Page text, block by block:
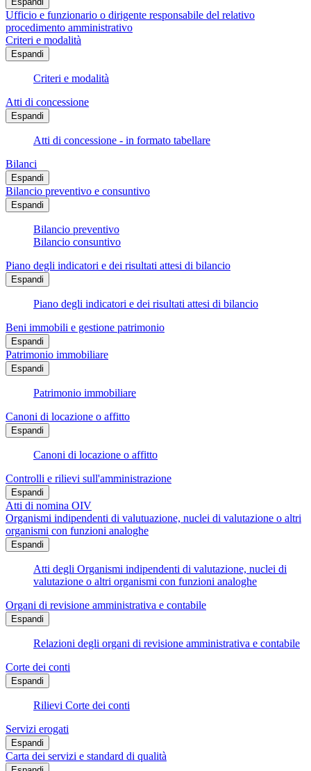
Ufficio e funzionario o dirigente responsabile del relativo
procedimento amministrativo
Criteri e modalità
Espandi
Criteri e modalità
Atti di concessione
Espandi
Atti di concessione - in formato tabellare
Bilanci
Espandi
Bilancio preventivo e consuntivo
Espandi
Bilancio preventivo
Bilancio consuntivo
Piano degli indicatori e dei risultati attesi di bilancio
Espandi
Piano degli indicatori e dei risultati attesi di bilancio
Beni immobili e gestione patrimonio
Espandi
Patrimonio immobiliare
Espandi
Patrimonio immobiliare
Canoni di locazione o affitto
Espandi
Canoni di locazione o affitto
Controlli e rilievi sull'amministrazione
Espandi
Atti di nomina OIV
Organismi indipendenti di valutuazione, nuclei di valutazione o altri
organismi con funzioni analoghe
Espandi
Atti degli Organismi indipendenti di valutazione, nuclei di
valutazione o altri organismi con funzioni analoghe
Organi di revisione amministrativa e contabile
Espandi
Relazioni degli organi di revisione amministrativa e contabile
Corte dei conti
Espandi
Rilievi Corte dei conti
Servizi erogati
Espandi
Carta dei servizi e standard di qualità